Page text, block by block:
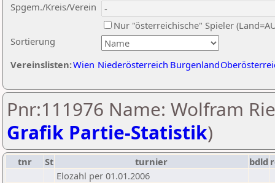
Sortierung
Spgem./Kreis/Verein
Nur "österreichische" Spieler
Vereinslisten:Wien Niederösterreich Burgenland
Pnr:111976 Name: Wolfram
Grafik Partie-Statistik)
tnr St turnier bdld
Elozahl per 01.01.2006